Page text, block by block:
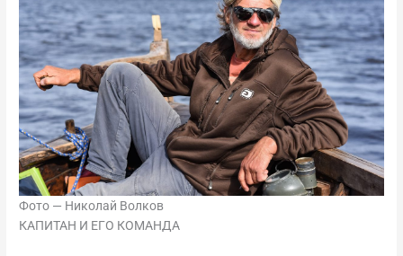
Фото — Николай Волков
КАПИТАН И ЕГО КОМАНДА